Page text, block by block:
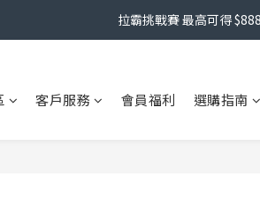
拉霸挑戰賽 最高可得
客戶服務 會員福利 選購指南